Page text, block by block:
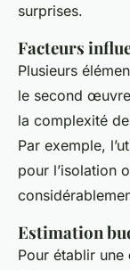
surprises.
Facteurs
Plusieurs
le second
la complexité
Par exemple,
pour l’isolation
Estimation
Pour établir une